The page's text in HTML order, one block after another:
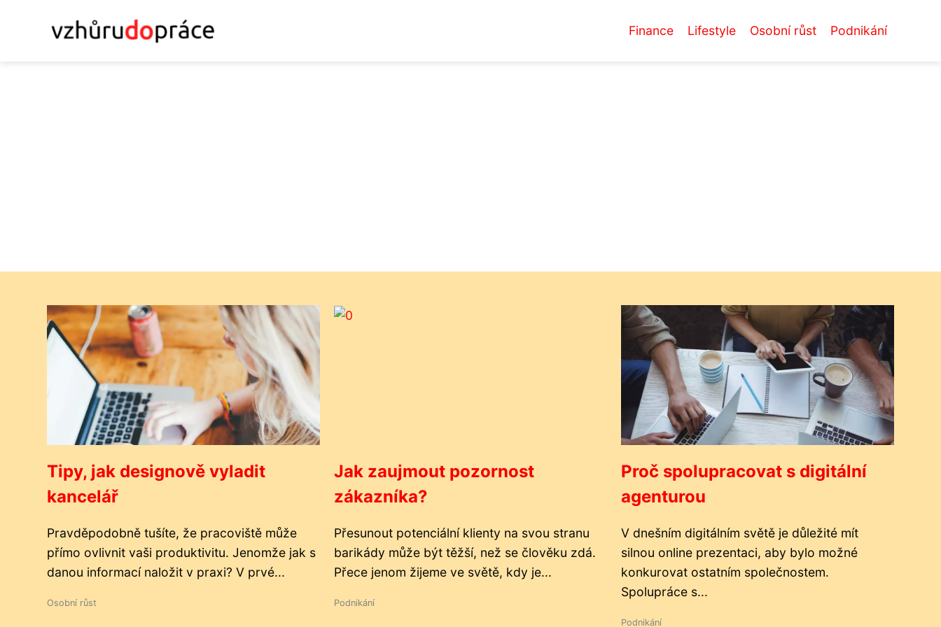
Finance Lifestyle Osobní růst Podnikání
Tipy, jak designově vyladit
kancelář
Pravděpodobně tušíte, že pracoviště může
přímo ovlivnit vaši produktivitu. Jenomže jak s
danou informací naložit v praxi? V prvé...
Osobní růst
Jak zaujmout pozornost
zákazníka?
Přesunout potenciální klienty na svou stranu
barikády může být těžší, než se člověku zdá.
Přece jenom žijeme ve světě, kdy je...
Podnikání
Proč spolupracovat s digitální
agenturou
V dnešním digitálním světě je důležité mít
silnou online prezentaci, aby bylo možné
konkurovat ostatním společnostem.
Spolupráce s...
Podnikání